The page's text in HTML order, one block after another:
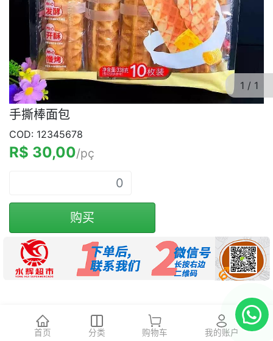
1 / 1
手撕棒面包
COD: 12345678
R$ 30,00/pç
购买
首页 分类 购物车 我的账户